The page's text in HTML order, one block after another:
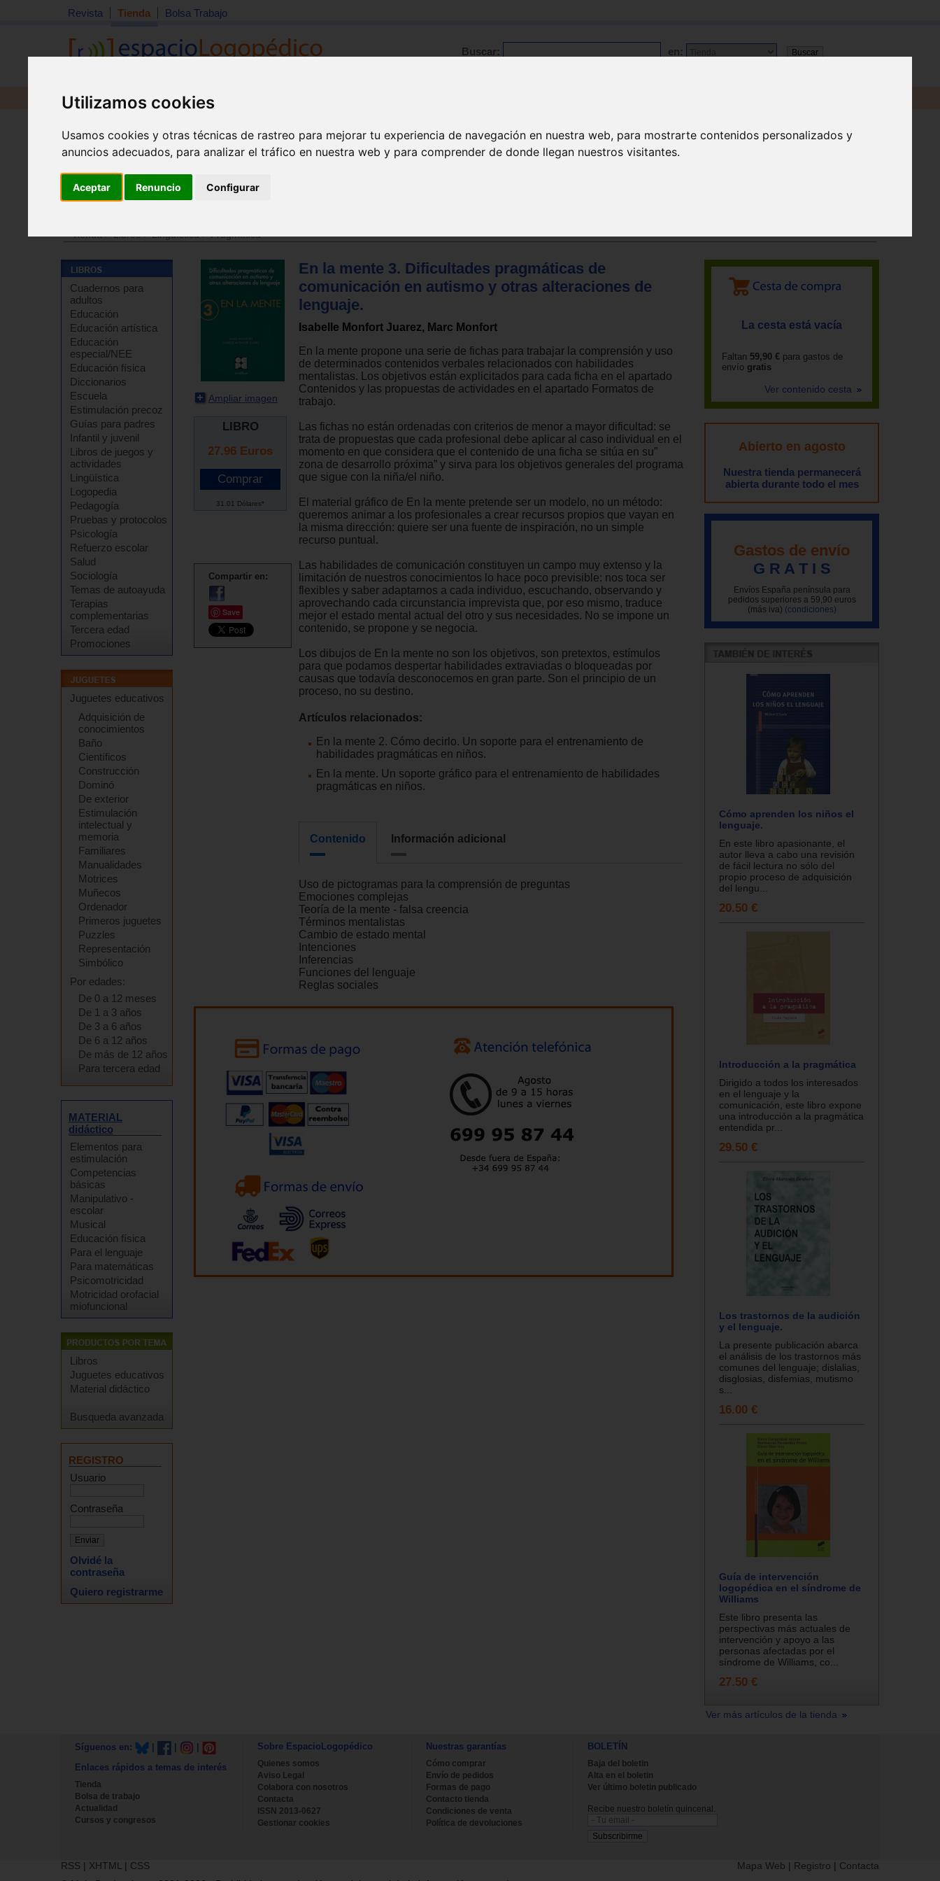
Utilizamos cookies
Usamos cookies y otras técnicas de rastreo para mejorar tu experiencia de navegación en nuestra web, para mostrarte contenidos personalizados y
anuncios adecuados, para analizar el tráfico en nuestra web y para comprender de donde llegan nuestros visitantes.
Aceptar Renuncio Configurar
Revista Tienda Bolsa Trabajo
Buscar: en:
Revista Libros Material
Tienda>Libros>Lingüística>Pragmática
Cuadernos para
adultos
Educación
Educación artística
Educación
especial/NEE
Educación física
Diccionarios
Escuela
Estimulación precoz
Guías para padres
Infantil y juvenil
Libros de juegos y
actividades
Lingüística
Logopedia
Pedagogía
Pruebas y protocolos
Psicología
Refuerzo escolar
Salud
Sociología
Temas de autoayuda
Terapias
complementarias
Tercera edad
Promociones
Juguetes educativos
Adquisición de
conocimientos
Baño
Científicos
Construcción
Dominó
De exterior
Estimulación
intelectual y
memoria
Familiares
Manualidades
Motrices
Muñecos
Ordenador
Primeros juguetes
Puzzles
Representación
Simbólico
Por edades:
De 0 a 12 meses
De 1 a 3 años
De 3 a 6 años
De 6 a 12 años
De más de 12 años
Para tercera edad
MATERIAL
didáctico
Elementos para
estimulación
Competencias
básicas
Manipulativo -
escolar
Musical
Educación física
Para el lenguaje
Para matemáticas
Psicomotricidad
Motricidad orofacial
miofuncional
Libros
Juguetes educativos
Material didáctico
Busqueda avanzada
REGISTRO
Usuario
Contraseña
Olvidé la
contraseña
Quiero registrarme
Ampliar imagen
LIBRO
27.96 Euros
31.01 Dólares*
Compartir en:
Save
En la mente 3. Dificultades pragmáticas de
comunicación en autismo y otras alteraciones de
lenguaje.
Isabelle Monfort Juarez, Marc Monfort
En la mente propone una serie de fichas para trabajar la comprensión y uso
de determinados contenidos verbales relacionados con habilidades
mentalistas. Los objetivos están explicitados para cada ficha en el apartado
Contenidos y las propuestas de actividades en el apartado Formatos de
trabajo.
Las fichas no están ordenadas con criterios de menor a mayor dificultad: se
trata de propuestas que cada profesional debe aplicar al caso individual en el
momento en que considera que el contenido de una ficha se sitúa en su”
zona de desarrollo próxima” y sirva para los objetivos generales del programa
que sigue con la niña/el niño.
El material gráfico de En la mente pretende ser un modelo, no un método:
queremos animar a los profesionales a crear recursos propios que vayan en
la misma dirección: quiere ser una fuente de inspiración, no un simple
recurso puntual.
Las habilidades de comunicación constituyen un campo muy extenso y la
limitación de nuestros conocimientos lo hace poco previsible: nos toca ser
flexibles y saber adaptarnos a cada individuo, escuchando, observando y
aprovechando cada circunstancia imprevista que, por eso mismo, traduce
mejor el estado mental actual del otro y sus necesidades. No se impone un
contenido, se propone y se negocia.
Los dibujos de En la mente no son los objetivos, son pretextos, estímulos
para que podamos despertar habilidades extraviadas o bloqueadas por
causas que todavía desconocemos en gran parte. Son el principio de un
proceso, no su destino.
Artículos relacionados:
En la mente 2. Cómo decirlo. Un soporte para el entrenamiento de
habilidades pragmáticas en niños.
En la mente. Un soporte gráfico para el entrenamiento de habilidades
pragmáticas en niños.
Contenido Información adicional
Uso de pictogramas para la comprensión de preguntas
Emociones complejas
Teoría de la mente - falsa creencia
Términos mentalistas
Cambio de estado mental
Intenciones
Inferencias
Funciones del lenguaje
Reglas sociales
La cesta está vacía
Faltan 59,90 € para gastos de
envío gratis
Ver contenido cesta
Abierto en agosto
Nuestra tienda permanecerá
abierta durante todo el mes
Gastos de envío
G R A T I S
Envíos España península para
pedidos superiores a 59,90 euros
(más iva) (condiciones)
Cómo aprenden los niños el
lenguaje.
En este libro apasionante, el
autor lleva a cabo una revisión
de fácil lectura no sólo del
propio proceso de adquisición
del lengu...
20.50 €
Introducción a la pragmática
Dirigido a todos los interesados
en el lenguaje y la
comunicación, este libro expone
una introducción a la pragmática
entendida pr...
29.50 €
Los trastornos de la audición
y el lenguaje.
La presente publicación abarca
el análisis de los trastornos más
comunes del lenguaje; dislalias,
disglosias, disfemias, mutismo
s...
16.00 €
Guía de intervención
logopédica en el síndrome de
Williams
Este libro presenta las
perspectivas más actuales de
intervención y apoyo a las
personas afectadas por el
síndrome de Williams, co...
27.50 €
Ver más artículos de la tienda
Síguenos en:
Enlaces rápidos a temas de interés
Tienda
Bolsa de trabajo
Actualidad
Cursos y congresos
Sobre EspacioLogopédico
Quienes somos
Aviso Legal
Colabora con nosotros
Contacta
ISSN 2013-0627
Gestionar cookies
Nuestras garantías
Cómo comprar
Envío de pedidos
Formas de pago
Contacto tienda
Condiciones de venta
Política de devoluciones
BOLETÍN
Baja del boletin
Alta en el boletin
Ver último boletin publicado
Recibe nuestro boletín quincenal.
RSS | XHTML | CSS Mapa Web | Registro | Contacta